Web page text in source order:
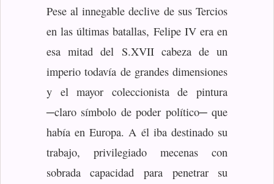
Pese al innegable declive de sus Tercios
en las últimas batallas, Felipe IV era en
esa mitad del S.XVII cabeza de un
imperio todavía de grandes dimensiones
y el mayor coleccionista de pintura
─claro símbolo de poder político─ que
había en Europa. A él iba destinado su
trabajo, privilegiado mecenas con
sobrada capacidad para penetrar su